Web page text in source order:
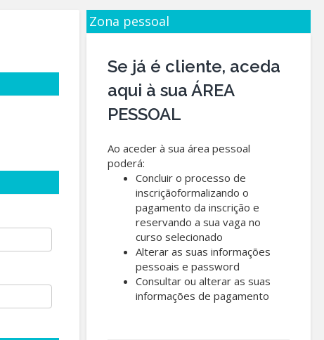
Zona pessoal
Se já é cliente, aceda
aqui à sua ÁREA
PESSOAL
Ao aceder à sua área pessoal
poderá:
Concluir o processo de
inscriçãoformalizando o
pagamento da inscrição e
reservando a sua vaga no
curso selecionado
Alterar as suas informações
pessoais e password
Consultar ou alterar as suas
informações de pagamento